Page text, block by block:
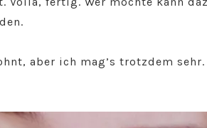
aber ich mag’s trotzdem sehr.